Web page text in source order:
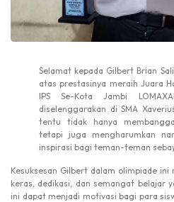
Selamat kepada Gilbert Brian
atas prestasinya meraih Juara
IPS Se-Kota Jambi
diselenggarakan di SMA
tentu tidak hanya
tetapi juga mengharumkan
inspirasi bagi teman-teman
Kesuksesan Gilbert dalam olimpiade
keras, dedikasi, dan semangat belajar
ini dapat menjadi motivasi bagi para